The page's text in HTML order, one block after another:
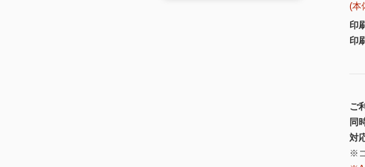
(本
印
印
ご
同
対
※